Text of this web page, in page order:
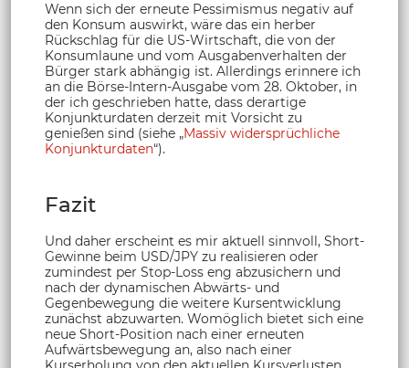
Wenn sich der erneute Pessimismus negativ auf
den Konsum auswirkt, wäre das ein herber
Rückschlag für die US-Wirtschaft, die von der
Konsumlaune und vom Ausgabenverhalten der
Bürger stark abhängig ist. Allerdings erinnere ich
an die Börse-Intern-Ausgabe vom 28. Oktober, in
der ich geschrieben hatte, dass derartige
Konjunkturdaten derzeit mit Vorsicht zu
genießen sind (siehe „Massiv widersprüchliche
Konjunkturdaten“).
Fazit
Und daher erscheint es mir aktuell sinnvoll, Short-
Gewinne beim USD/JPY zu realisieren oder
zumindest per Stop-Loss eng abzusichern und
nach der dynamischen Abwärts- und
Gegenbewegung die weitere Kursentwicklung
zunächst abzuwarten. Womöglich bietet sich eine
neue Short-Position nach einer erneuten
Aufwärtsbewegung an, also nach einer